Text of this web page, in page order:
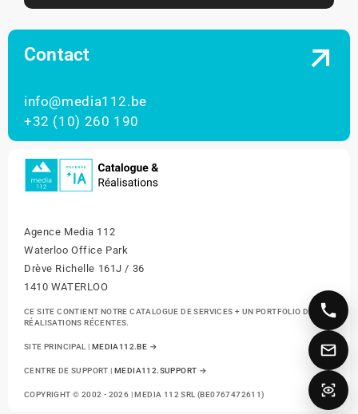
Contact
info@media112.be
+32 (10) 260 190
Agence Media 112
Waterloo Office Park
Drève Richelle 161J / 36
1410 WATERLOO
CE SITE CONTIENT NOTRE CATALOGUE DE SERVICES + UN PORTFOLIO DE NOS
RÉALISATIONS RÉCENTES.
SITE PRINCIPAL | MEDIA112.BE →
CENTRE DE SUPPORT | MEDIA112.SUPPORT →
COPYRIGHT © 2002 - 2026 | MEDIA 112 SRL (BE0767472611)